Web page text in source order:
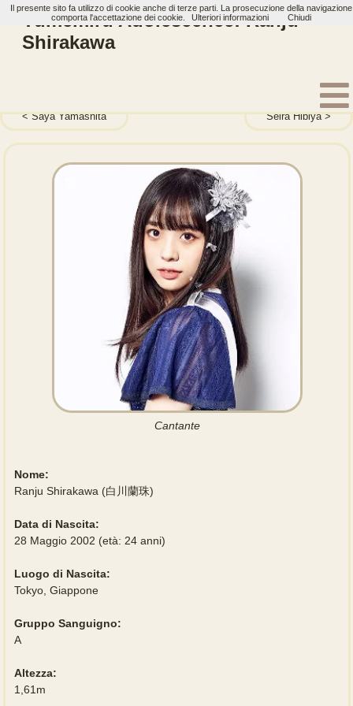
Yumemiru Adolescence: Ranju
Shirakawa
Saya Yamashita Seira Hibiya
Cantante
Nome:
Ranju Shirakawa (白川蘭珠)
Data di Nascita:
28 Maggio 2002 (età: 24 anni)
Luogo di Nascita:
Tokyo, Giappone
Gruppo Sanguigno:
A
Altezza:
1,61m
Il presente sito fa utilizzo di cookie anche di terze parti. La prosecuzione della navigazione
comporta l'accettazione dei cookie.
Ulteriori informazioni Chiudi